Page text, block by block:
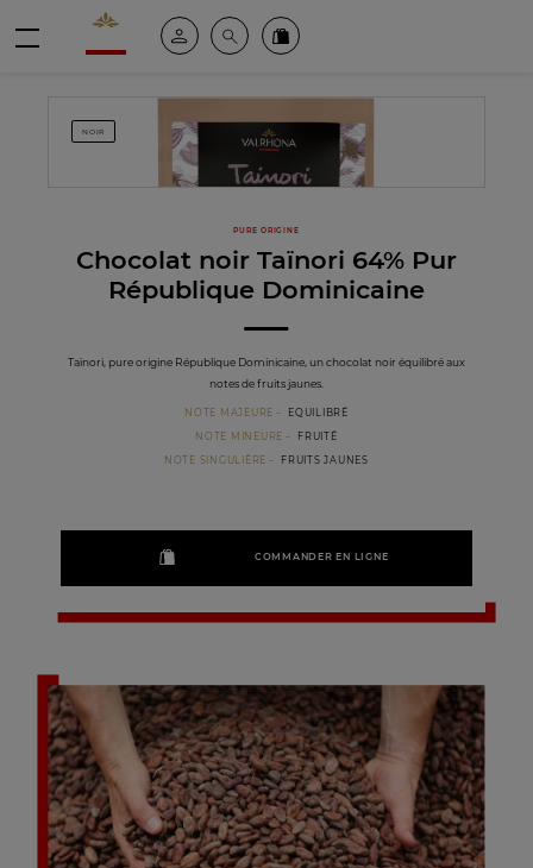
Valrhona - Imaginons le meilleur du chocolat
Espace clientRechercheCommandez en ligne
NOIR
PURE ORIGINE
Chocolat noir Taïnori 64% Pur
République Dominicaine
Taïnori, pure origine République Dominicaine, un chocolat noir équilibré aux
notes de fruits jaunes.
NOTE MAJEURE EQUILIBRÉ
NOTE MINEURE FRUITÉ
NOTE SINGULIÈRE FRUITS JAUNES
COMMANDER EN LIGNE